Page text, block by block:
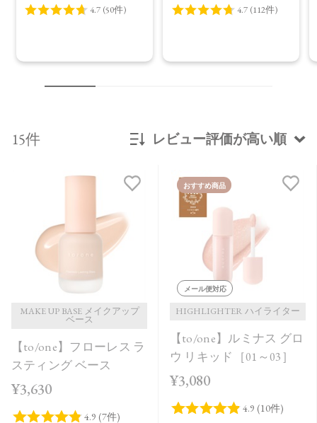
15件 レビュー評価が高い順
レビューが多い順
レビュー評価が高い順
MAKE UP BASE メイクアップ
ベース
【to/one】フローレス ラ
スティング ベース
¥3,630
おすすめ商品
メール便対応
HIGHLIGHTER ハイライター
【to/one】ルミナス グロ
ウ リキッド［01～03］
¥3,080